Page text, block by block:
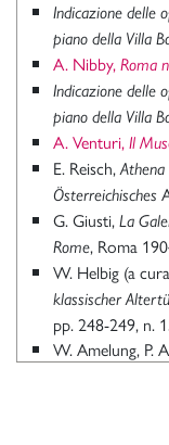
Indicazione delle
piano della Villa
A. Nibby, Roma
Indicazione delle
piano della Villa
A. Venturi, Il
E. Reisch,
Österreichisches
G. Giusti, La
Rome, Roma
W. Helbig (a
klassischer
pp. 248-249, n.
W. Amelung, P.